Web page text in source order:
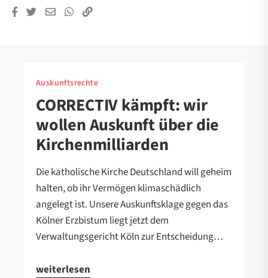
Auskunftsrechte
CORRECTIV kämpft: wir
wollen Auskunft über die
Kirchenmilliarden
Die katholische Kirche Deutschland will geheim
halten, ob ihr Vermögen klimaschädlich
angelegt ist. Unsere Auskunftsklage gegen das
Kölner Erzbistum liegt jetzt dem
Verwaltungsgericht Köln zur Entscheidung…
weiterlesen